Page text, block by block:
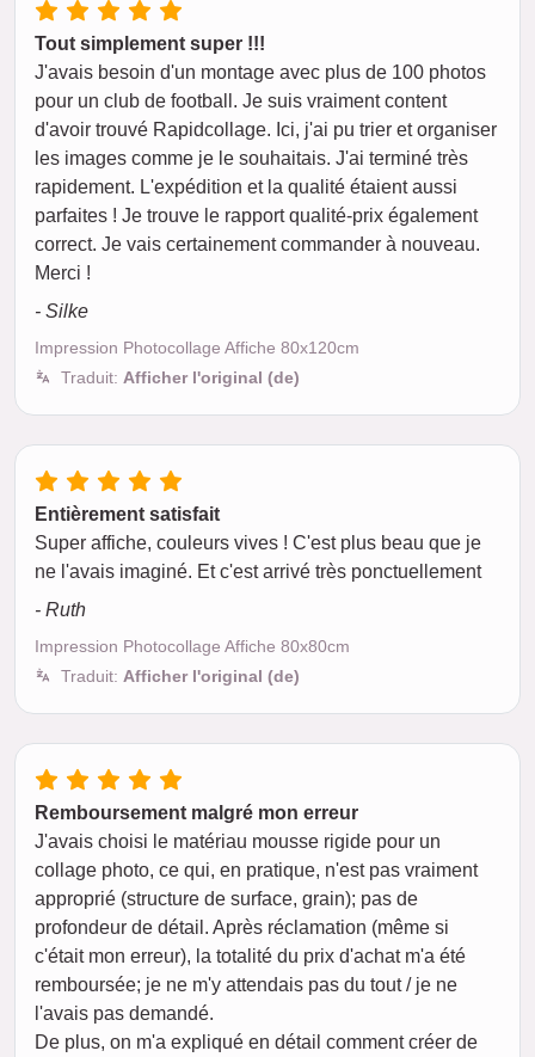
Tout simplement super !!!
J'avais besoin d'un montage avec plus de 100 photos
pour un club de football. Je suis vraiment content
d'avoir trouvé Rapidcollage. Ici, j'ai pu trier et organiser
les images comme je le souhaitais. J'ai terminé très
rapidement. L'expédition et la qualité étaient aussi
parfaites ! Je trouve le rapport qualité-prix également
correct. Je vais certainement commander à nouveau.
Merci !
- Silke
Impression Photocollage Affiche 80x120cm
Traduit: Afficher l'original (de)
Entièrement satisfait
Super affiche, couleurs vives ! C'est plus beau que je
ne l'avais imaginé. Et c'est arrivé très ponctuellement
- Ruth
Impression Photocollage Affiche 80x80cm
Traduit: Afficher l'original (de)
Remboursement malgré mon erreur
J'avais choisi le matériau mousse rigide pour un
collage photo, ce qui, en pratique, n'est pas vraiment
approprié (structure de surface, grain); pas de
profondeur de détail. Après réclamation (même si
c'était mon erreur), la totalité du prix d'achat m'a été
remboursée; je ne m'y attendais pas du tout / je ne
l'avais pas demandé.
De plus, on m'a expliqué en détail comment créer de